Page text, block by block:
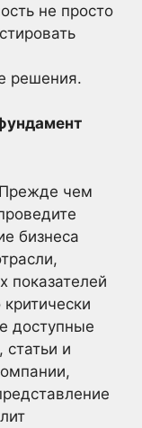
не просто
решения.
Прежде чем
бизнеса
показателей
доступные
и